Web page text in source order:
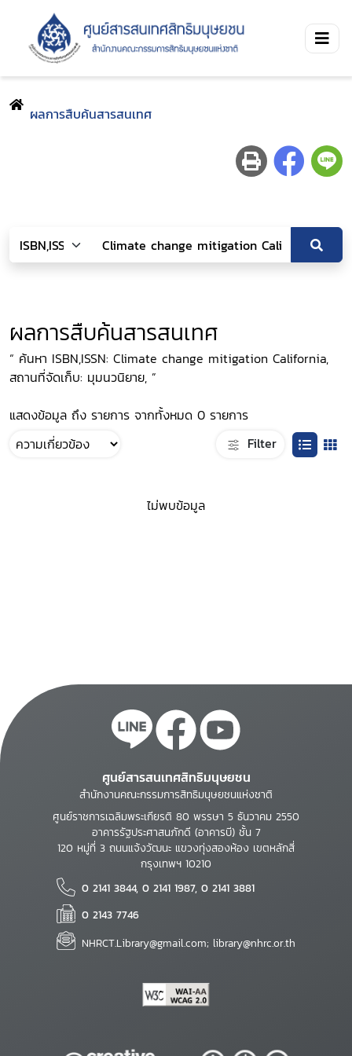
ผลการสืบค้นสารสนเทศ
ผลการสืบค้นสารสนเทศ
“ ค้นหา ISBN,ISSN: Climate change mitigation California,
สถานที่จัดเก็บ: มุมนวนิยาย, ”
แสดงข้อมูล ถึง รายการ จากทั้งหมด 0 รายการ
Filter
ไม่พบข้อมูล
ศูนย์สารสนเทศสิทธิมนุษยชน
สำนักงานคณะกรรมการสิทธิมนุษยชนแห่งชาติ
ศูนย์ราชการเฉลิมพระเกียรติ 80 พรรษา 5 ธันวาคม 2550
อาคารรัฐประศาสนภักดี (อาคารบี) ชั้น 7
120 หมู่ที่ 3 ถนนแจ้งวัฒนะ แขวงทุ่งสองห้อง เขตหลักสี่
กรุงเทพฯ 10210
0 2141 3844, 0 2141 1987, 0 2141 3881
0 2143 7746
NHRCT.Library@gmail.com; library@nhrc.or.th